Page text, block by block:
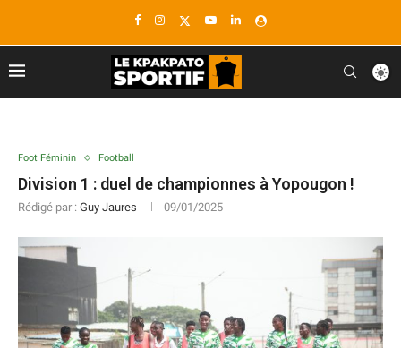
Foot Féminin Football
Division 1 : duel de championnes à Yopougon !
Rédigé par : Guy Jaures 09/01/2025